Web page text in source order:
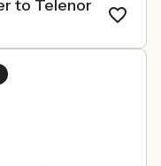
to Telenor